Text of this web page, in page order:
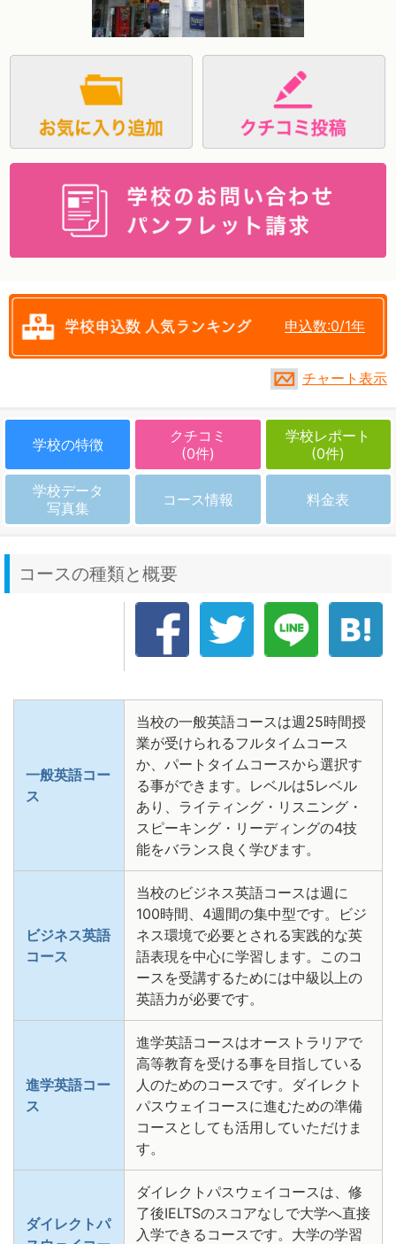
申込数:0/1年
チャート表示
学校の特徴
クチコミ
(0件)
学校レポート
(0件)
学校データ
写真集
コース情報 料金表
コースの種類と概要
一般英語コー
ス
当校の一般英語コースは週25時間授
業が受けられるフルタイムコース
か、パートタイムコースから選択す
る事ができます。レベルは5レベル
あり、ライティング・リスニング・
スピーキング・リーディングの4技
能をバランス良く学びます。
ビジネス英語
コース
当校のビジネス英語コースは週に
100時間、4週間の集中型です。ビジ
ネス環境で必要とされる実践的な英
語表現を中心に学習します。このコ
ースを受講するためには中級以上の
英語力が必要です。
進学英語コー
ス
進学英語コースはオーストラリアで
高等教育を受ける事を目指している
人のためのコースです。ダイレクト
パスウェイコースに進むための準備
コースとしても活用していただけま
す。
ダイレクトパ
ダイレクトパスウェイコースは、修
了後IELTSのスコアなしで大学へ直接
入学できるコースです。大学の学習